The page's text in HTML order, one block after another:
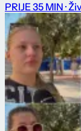
PRIJE 35 MIN ·